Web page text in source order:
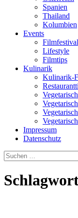
Spanien
Thailand
Kolumbien
Events
Lifestyle
Filmtips
Kulinarik
Kulinarik-
Impressum
Datenschutz
Suchen
nach: